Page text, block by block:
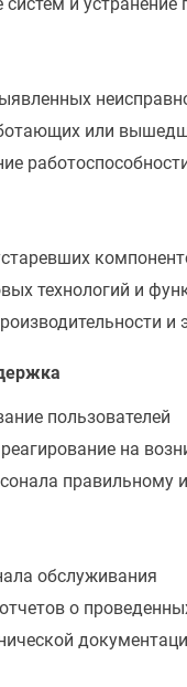
или
технологий и
и
пользователей
на
правильному
обслуживания
о